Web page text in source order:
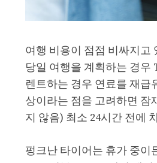
여행 비용이 점점 비싸지고
당일 여행을 계획하는 경
렌트하는 경우 연료를 재급
상이라는 점을 고려하면 잠
지 않음) 최소 24시간 전에
펑크난 타이어는 휴가 중이